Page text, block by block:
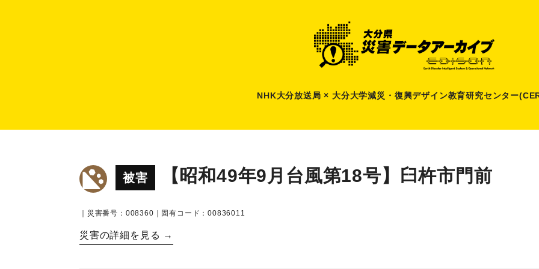
NHK大分放送局 × 大分大学減災 ・ 復興デザイン教育研究センター
被害 【昭和49年9月台風第18号】臼杵市門前
｜災害番号：008360｜固有コード：00836011
災害の詳細を見る →